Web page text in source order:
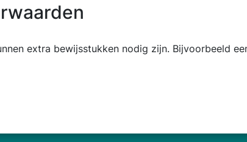
extra bewijsstukken nodig zijn. Bijvoorbeeld